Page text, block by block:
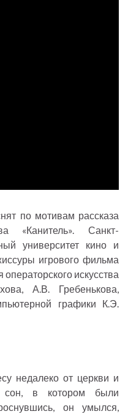
по мотивам рассказа
«Канитель». Санкт-
университет кино и
игрового фильма
искусства
А.В. Гребенькова,
графики К.Э.
недалеко от церкви и
сон, в котором были
он умылся,